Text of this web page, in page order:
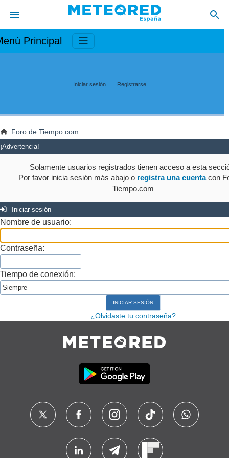
Principal
Iniciar sesión Registrarse
Foro de Tiempo.com
¡Advertencia!
Solamente usuarios registrados tienen acceso a esta
Por favor inicia sesión más abajo o registra una cuentacon
Tiempo.com
Iniciar sesión
Nombre de usuario:
Contraseña:
Tiempo de conexión:
¿Olvidaste tu contraseña?